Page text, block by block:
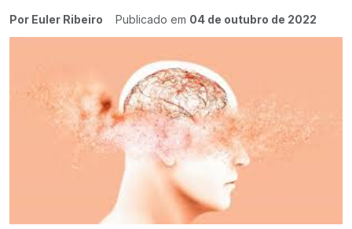
Por Euler Ribeiro Publicado em 04 de outubro de 2022